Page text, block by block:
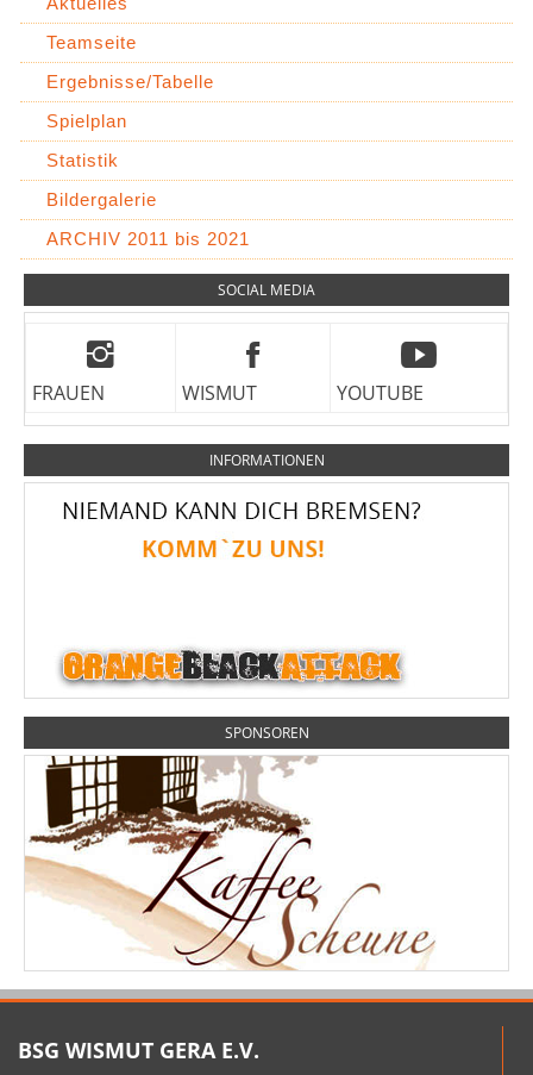
Teamseite
Ergebnisse/Tabelle
Spielplan
Statistik
Bildergalerie
ARCHIV 2011 bis 2021
SOCIAL MEDIA
FRAUEN WISMUT YOUTUBE
INFORMATIONEN
SPONSOREN
BSG WISMUT GERA E.V.